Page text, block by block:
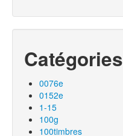
Catégories
0076e
0152e
1-15
100g
100timbres